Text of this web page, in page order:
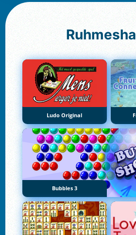
Ludo Original
Bubbles 3